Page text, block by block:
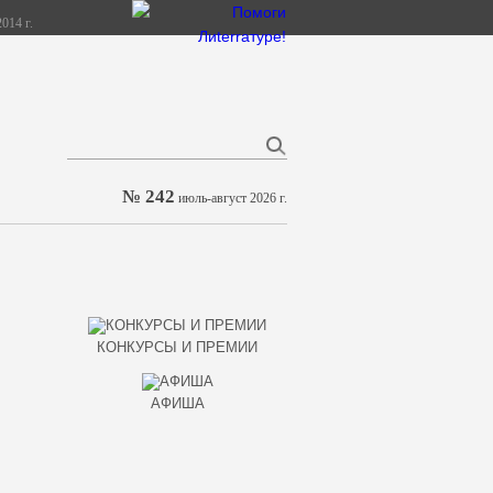
г.
№ 242 июль-август 2026 г.
КОНКУРСЫ И ПРЕМИИ
АФИША